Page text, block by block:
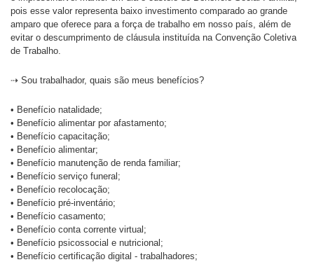
pois esse valor representa baixo investimento comparado ao grande
amparo que oferece para a força de trabalho em nosso país, além de
evitar o descumprimento de cláusula instituída na Convenção Coletiva
de Trabalho.
⇢ Sou trabalhador, quais são meus benefícios?
• Benefício natalidade;
• Benefício alimentar por afastamento;
• Benefício capacitação;
• Benefício alimentar;
• Benefício manutenção de renda familiar;
• Benefício serviço funeral;
• Benefício recolocação;
• Benefício pré-inventário;
• Benefício casamento;
• Benefício conta corrente virtual;
• Benefício psicossocial e nutricional;
• Benefício certificação digital - trabalhadores;